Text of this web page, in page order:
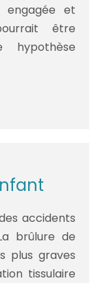
engagée et
être
hypothèse
accidents
brûlure de
plus graves
tissulaire